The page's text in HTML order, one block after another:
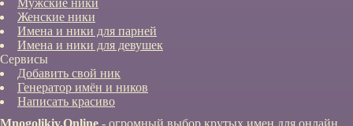
Женские ники
Имена и ники для парней
Имена и ники для девушек
Сервисы
Добавить свой ник
Генератор имён и ников
Написать красиво
Mnogolikiy.Online - огромный выбор крутых имен для онлайн